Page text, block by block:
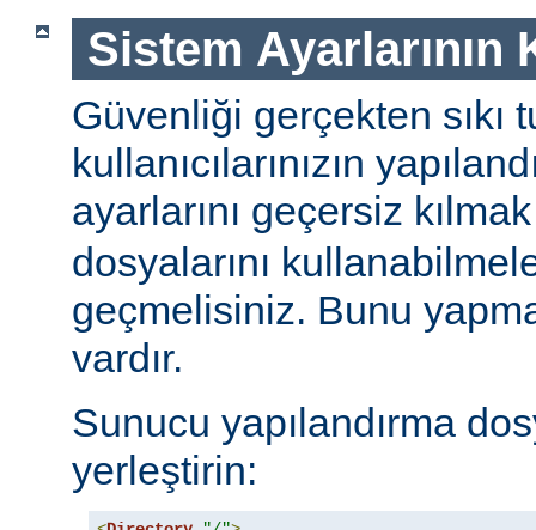
Sistem Ayarlarının
Güvenliği gerçekten sıkı
kullanıcılarınızın
ayarlarını geçersiz
dosyalarını
geçmelisiniz. Bunu
vardır.
Sunucu yapılandırma
yerleştirin: